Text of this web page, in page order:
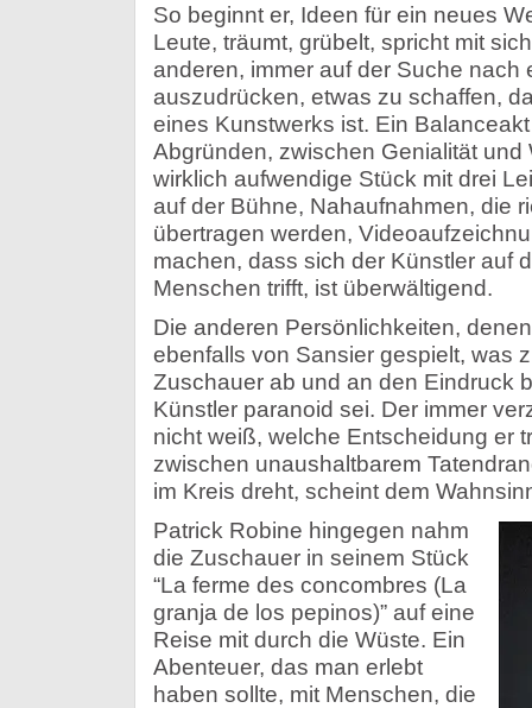
So beginnt er, Ideen für ein neues
Leute, träumt, grübelt, spricht mit
anderen, immer auf der Suche nach
auszudrücken, etwas zu schaffen,
eines Kunstwerks ist. Ein
Abgründen, zwischen Genialität
wirklich aufwendige Stück mit drei
auf der Bühne, Nahaufnahmen, die
übertragen werden,
machen, dass sich der Künstler auf
Menschen trifft, ist überwältigend.
Die anderen Persönlichkeiten,
ebenfalls von Sansier gespielt, was
Zuschauer ab und an den Eindruck
Künstler paranoid sei. Der immer
nicht weiß, welche Entscheidung er
zwischen unaushaltbarem
im Kreis dreht, scheint dem
Patrick Robine hingegen nahm
die Zuschauer in seinem Stück
“La ferme des concombres (La
granja de los pepinos)” auf eine
Reise mit durch die Wüste. Ein
Abenteuer, das man erlebt
haben sollte, mit Menschen, die